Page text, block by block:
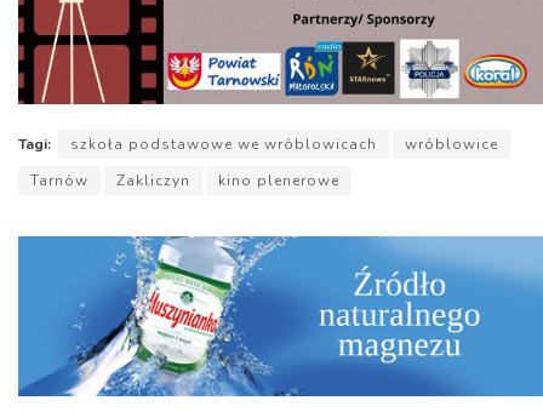
Tagi: szkoła podstawowe we wróblowicach
wróblowice
Tarnów
Zakliczyn kino plenerowe